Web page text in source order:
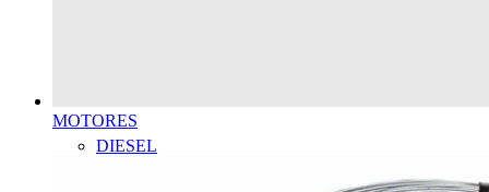
MOTORES
DIESEL